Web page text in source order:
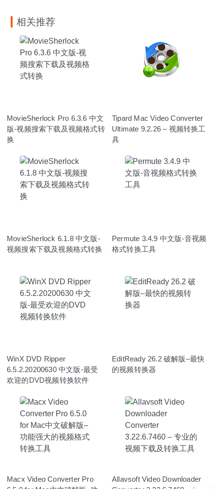
相关推荐
MovieSherlock Pro 6.3.6 中文
版-视频搜索下载及视频格式转
换
Tipard Mac Video Converter
Ultimate 9.2.26 – 视频转换工
具
MovieSherlock 6.1.8 中文版-
视频搜索下载及视频格式转换
Permute 3.4.9 中文版-音视频
格式转换工具
WinX DVD Ripper
6.5.2.20200630 中文版-最受
欢迎的DVD视频转换软件
EditReady 26.2 破解版–最快
的视频转换器
Macx Video Converter Pro
Allavsoft Video Downloader